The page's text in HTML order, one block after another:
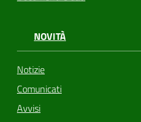
NOVITÀ
Notizie
Comunicati
Avvisi